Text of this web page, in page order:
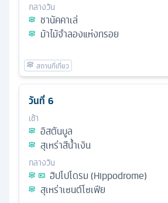
กลางวัน
ชานัคคาเล่
ม้าไม้จําลองแห่งทรอย
วันที่ 6
เช้า
อิสตันบูล
สุเหร่าสีน้ำเงิน
กลางวัน
ฮิปโปโดรม (Hippodrome)
สุเหร่าเซนต์โซเฟีย